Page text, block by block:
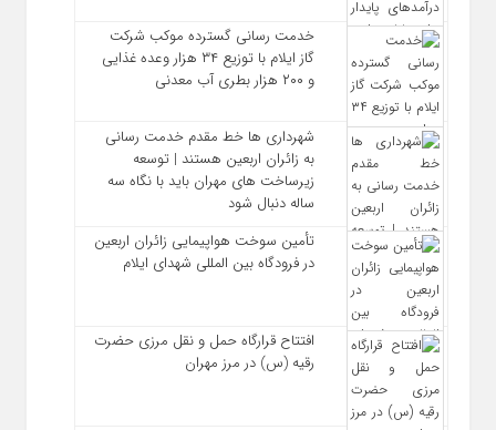
خدمت رسانی گسترده موکب شرکت
گاز ایلام با توزیع ۳۴ هزار وعده غذایی
و ۲۰۰ هزار بطری آب معدنی
شهرداری‌ ها خط مقدم خدمت ‌رسانی
به زائران اربعین هستند | توسعه
زیرساخت ‌های مهران باید با نگاه سه‌
ساله دنبال شود
تأمین سوخت هواپیمایی زائران اربعین
در فرودگاه بین المللی شهدای ایلام
افتتاح قرارگاه حمل‌ و نقل مرزی حضرت
رقیه (س) در مرز مهران